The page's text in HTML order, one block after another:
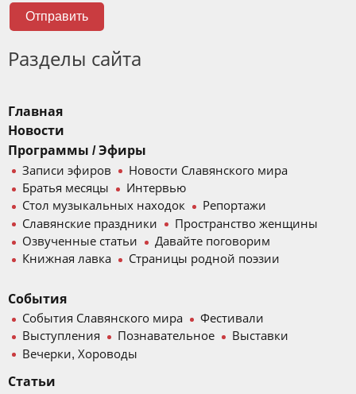
Отправить
Разделы сайта
Главная
Новости
Программы / Эфиры
Записи эфиров
Новости Славянского мира
Братья месяцы
Интервью
Стол музыкальных находок
Репортажи
Славянские праздники
Пространство женщины
Озвученные статьи
Давайте поговорим
Книжная лавка
Страницы родной поэзии
События
События Славянского мира
Фестивали
Выступления
Познавательное
Выставки
Вечерки, Хороводы
Статьи